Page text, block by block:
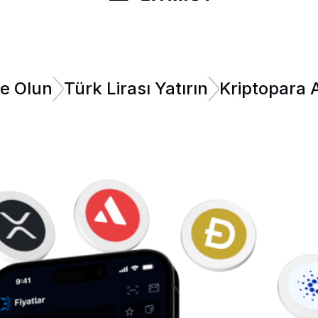
Olun Türk Lirası Yatırın Kriptopara